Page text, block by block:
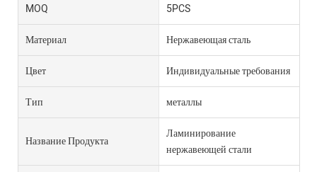
MOQ 5PCS
Материал Нержавеющая сталь
Цвет Индивидуальные требования
Тип металлы
Название Продукта
Ламинирование
нержавеющей стали